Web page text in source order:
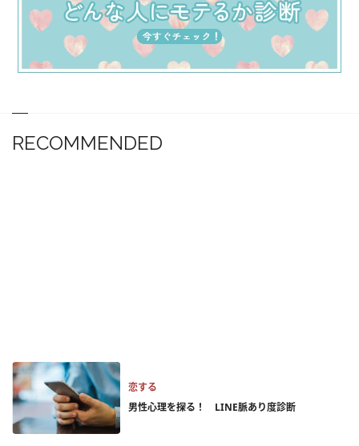
RECOMMENDED
恋する
男性心理を探る！ LINE脈あり度診断